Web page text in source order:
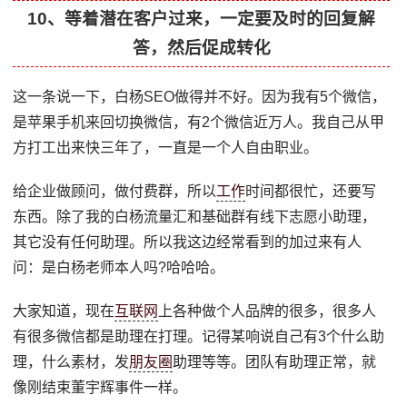
10、等着潜在客户过来，一定要及时的回复解
答，然后促成转化
这一条说一下，白杨SEO做得并不好。因为我有5个微信，
是苹果手机来回切换微信，有2个微信近万人。我自己从甲
方打工出来快三年了，一直是一个人自由职业。
给企业做顾问，做付费群，所以工作时间都很忙，还要写
东西。除了我的白杨流量汇和基础群有线下志愿小助理，
其它没有任何助理。所以我这边经常看到的加过来有人
问：是白杨老师本人吗?哈哈哈。
大家知道，现在互联网
上各种做个人品牌的很多，很多人
有很多微信都是助理在打理。记得某响说自己有3个什么助
理，什么素材，发朋友圈 助理等等。团队有助理正常，就
像刚结束董宇辉事件一样。